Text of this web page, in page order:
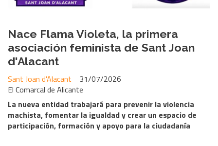
Nace Flama Violeta, la primera
asociación feminista de Sant Joan
d'Alacant
El Comarcal de Alicante
Sant Joan d'Alacant 31/07/2026
La nueva entidad trabajará para prevenir la violencia
machista, fomentar la igualdad y crear un espacio de
participación, formación y apoyo para la ciudadanía